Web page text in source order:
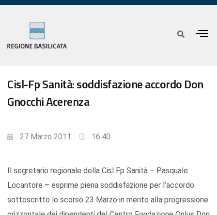
Cisl-Fp Sanità: soddisfazione accordo Don
Gnocchi Acerenza
27 Marzo 2011 16:40
Il segretario regionale della Cisl Fp Sanità – Pasquale
Locantore – esprime piena soddisfazione per l’accordo
sottoscritto lo scorso 23 Marzo in merito alla progressione